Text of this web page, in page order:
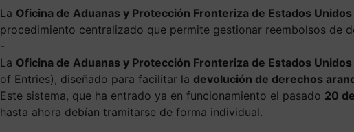
La Oficina de Aduanas y Protección Fronteriza de Estados
procedimiento centralizado que permite gestionar reembolsos de
-
La Oficina de Aduanas y Protección Fronteriza de Estados Unidos
of Entries), diseñado para facilitar la devolución de derechos
Este sistema, que ha entrado ya en funcionamiento el pasado 20
hasta ahora debían tramitarse de forma individual.